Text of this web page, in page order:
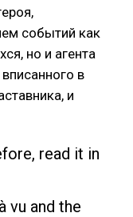
событий как
но и агента
в
и
read it in
vu and the